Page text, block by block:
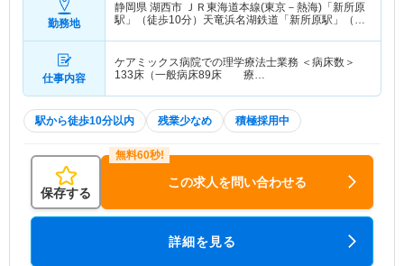
勤務地
静岡県 湖西市 ＪＲ東海道本線(東京－熱海)「新所原
駅」（徒歩10分）天竜浜名湖鉄道「新所原駅」（徒
仕事内容
ケアミックス病院での理学療法士業務 ＜病床数＞
133床（一般病床89床 療…
駅から徒歩10分以内 残業少なめ 積極採用中
保存する
この求人を問い合わせる
詳細を見る